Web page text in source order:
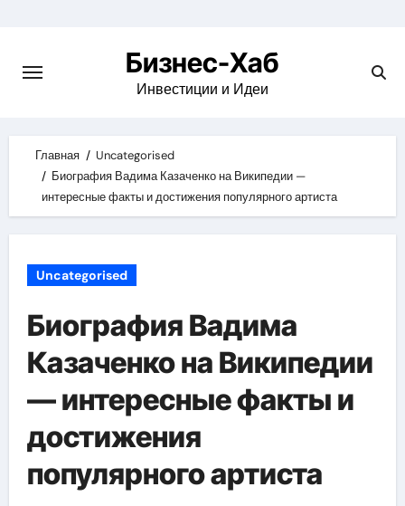
content
Бизнес-Хаб
Инвестиции и Идеи
Главная
Uncategorised
Биография Вадима Казаченко на Википедии —
интересные факты и достижения популярного артиста
Uncategorised
Биография Вадима
Казаченко на Википедии
— интересные факты и
достижения
популярного артиста